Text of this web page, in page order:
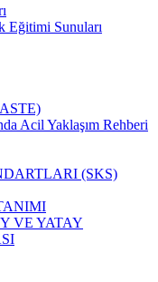
Eğitimi Sunuları
Acil Yaklaşım Rehberi
(SKS)
VE YATAY